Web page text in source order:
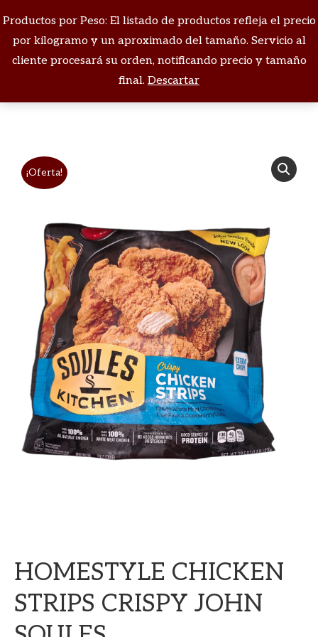
Productos por Peso: El listado de productos refleja el precio
por kilogramo y un aproximado del tamaño. Servicio al
cliente procesará su orden, notificando precio y tamaño
final. Descartar
Buscar:
Estás aquí:
¡Oferta!
HOMESTYLE CHICKEN
STRIPS CRISPY JOHN